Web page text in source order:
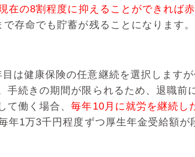
在の8割程度に抑えることができれば
存命でも貯蓄が残ることになります
は健康保険の任意継続を選択します
手続きの期間が限られるため、退職前
て働く場合、毎年10月に就労を継続し
年1万3千円程度ずつ厚生年金受給額が